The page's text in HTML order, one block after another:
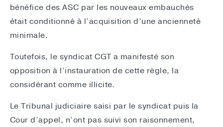
bénéfice des ASC par les nouveaux embauchés
était conditionné à l’acquisition d’une ancienneté
minimale.
Toutefois, le syndicat CGT a manifesté son
opposition à l’instauration de cette règle, la
considérant comme illicite.
Le Tribunal judiciaire saisi par le syndicat puis la
Cour d’appel, n’ont pas suivi son raisonnement,